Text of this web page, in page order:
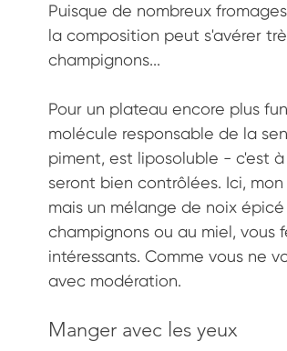
Puisque de nombreux
la composition peut s'avérer
champignons...
Pour un plateau encore plus
molécule responsable de la
piment, est liposoluble - c'est
seront bien contrôlées. Ici,
mais un mélange de noix
champignons ou au miel, vous
intéressants. Comme vous ne
avec modération.
Manger avec les yeux